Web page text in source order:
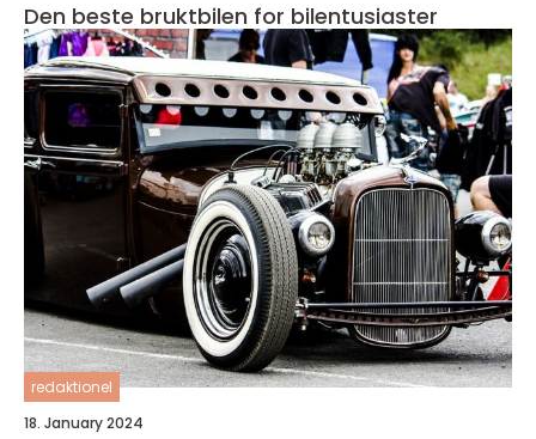
Den beste bruktbilen for bilentusiaster
redaktionel
18. January 2024